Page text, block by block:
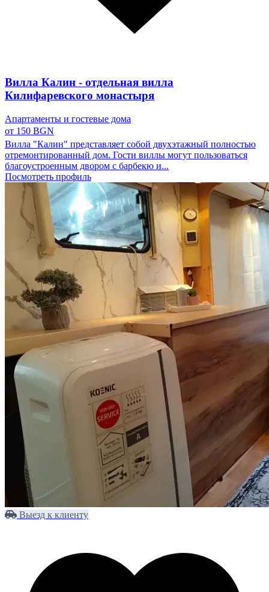
Вилла Калин - отдельная вилла
Килифаревского монастыря
Апартаменты и гостевые дома
от 150 BGN
Вилла "Калин" представляет собой двухэтажный полностью
отремонтированный дом. Гости виллы могут пользоваться
благоустроенным двором с барбекю и...
Посмотреть профиль
Выезд к клиенту